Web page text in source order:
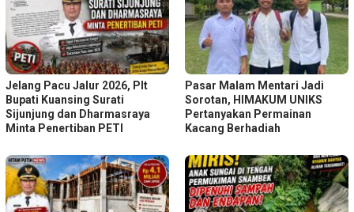
Jelang Pacu Jalur 2026, Plt
Bupati Kuansing Surati
Sijunjung dan Dharmasraya
Minta Penertiban PETI
Pasar Malam Mentari Jadi
Sorotan, HIMAKUM UNIKS
Pertanyakan Permainan
Kacang Berhadiah